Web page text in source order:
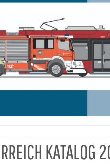
KATALOG